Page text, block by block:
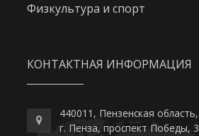
Физкультура и спорт
КОНТАКТНАЯ ИНФОРМАЦИЯ
440011, Пензенская область,
г. Пенза, проспект Победы, 3